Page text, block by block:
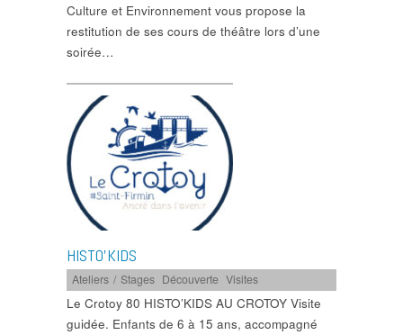
Culture et Environnement vous propose la
restitution de ses cours de théâtre lors d’une
soirée…
HISTO’KIDS
Ateliers / Stages Découverte ,Visites
Le Crotoy 80 HISTO’KIDS AU CROTOY Visite
guidée. Enfants de 6 à 15 ans, accompagné